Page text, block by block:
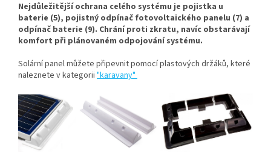
Nejdůležitější ochrana celého systému je pojistka u
baterie (5), pojistný odpínač fotovoltaického panelu (7) a
odpínač baterie (9). Chrání proti zkratu, navíc obstarávají
komfort při plánovaném odpojování systému.
Solární panel můžete připevnit pomocí plastových držáků, které
naleznete v kategorii "karavany"